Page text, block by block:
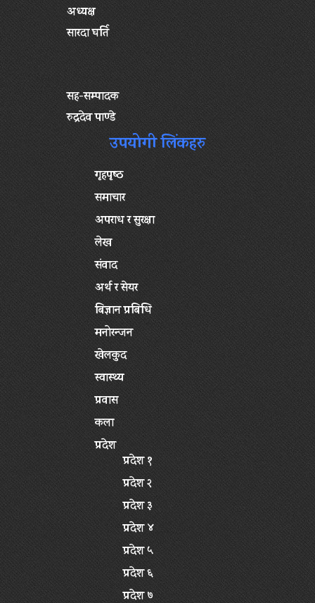
अध्यक्ष
सारदा घर्ति
सह-सम्पादक
रुद्रदेव पाण्डे
उपयोगी लिंकहरु
गृहपृष्‍ठ
समाचार
अपराध र सुरक्षा
लेख
संवाद
अर्थ र सेयर
बिज्ञान प्रबिधि
मनोरन्जन
खेलकुद
स्वास्थ्य
प्रवास
कला
प्रदेश
प्रदेश १
प्रदेश २
प्रदेश ३
प्रदेश ४
प्रदेश ५
प्रदेश ६
प्रदेश ७